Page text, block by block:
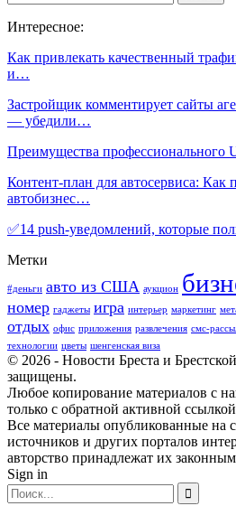
Интересное:
Как привлекать качественный
и…
Застройщик комментирует сайты
— убедили…
Преимущества профессионального
Контент-план для автосервиса: Как
автобизнес…
✅14 push-уведомлений, которые
Метки
#деньги авто из США аукцион
номер гаджеты игра интерьер маркетинг
отдых офис приложения развлечения смс-
технологии цветы шенгенская виза
© 2026 - Новости Бреста и
защищены.
Любое копирование материалов с
только с обратной активной
Все материалы опубликованные на
источников и других порталов
авторство принадлежат их
Sign in